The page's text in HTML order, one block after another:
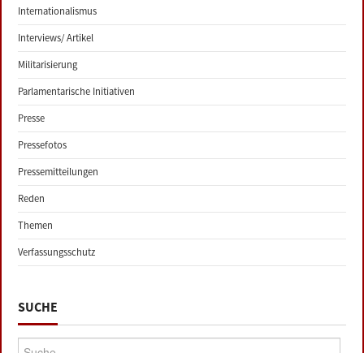
Internationalismus
Interviews/ Artikel
Militarisierung
Parlamentarische Initiativen
Presse
Pressefotos
Pressemitteilungen
Reden
Themen
Verfassungsschutz
SUCHE
Suche: